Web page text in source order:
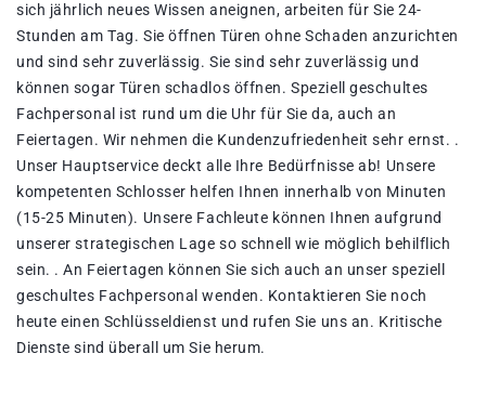
sich jährlich neues Wissen aneignen, arbeiten für Sie 24-
Stunden am Tag. Sie öffnen Türen ohne Schaden anzurichten
und sind sehr zuverlässig. Sie sind sehr zuverlässig und
können sogar Türen schadlos öffnen. Speziell geschultes
Fachpersonal ist rund um die Uhr für Sie da, auch an
Feiertagen. Wir nehmen die Kundenzufriedenheit sehr ernst. .
Unser Hauptservice deckt alle Ihre Bedürfnisse ab! Unsere
kompetenten Schlosser helfen Ihnen innerhalb von Minuten
(15-25 Minuten). Unsere Fachleute können Ihnen aufgrund
unserer strategischen Lage so schnell wie möglich behilflich
sein. . An Feiertagen können Sie sich auch an unser speziell
geschultes Fachpersonal wenden. Kontaktieren Sie noch
heute einen Schlüsseldienst und rufen Sie uns an. Kritische
Dienste sind überall um Sie herum.